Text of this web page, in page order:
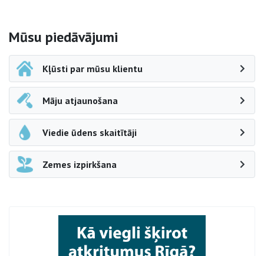
Sāna navigācija
Mūsu piedāvājumi
Kļūsti par mūsu klientu
Māju atjaunošana
Viedie ūdens skaitītāji
Zemes izpirkšana